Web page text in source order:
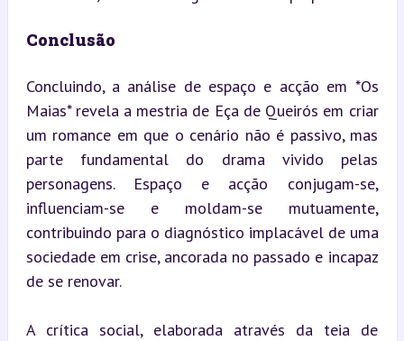
Conclusão
Concluindo, a análise de espaço e acção em *Os
Maias* revela a mestria de Eça de Queirós em criar
um romance em que o cenário não é passivo, mas
parte fundamental do drama vivido pelas
personagens. Espaço e acção conjugam-se,
influenciam-se e moldam-se mutuamente,
contribuindo para o diagnóstico implacável de uma
sociedade em crise, ancorada no passado e incapaz
de se renovar.
A crítica social, elaborada através da teia de